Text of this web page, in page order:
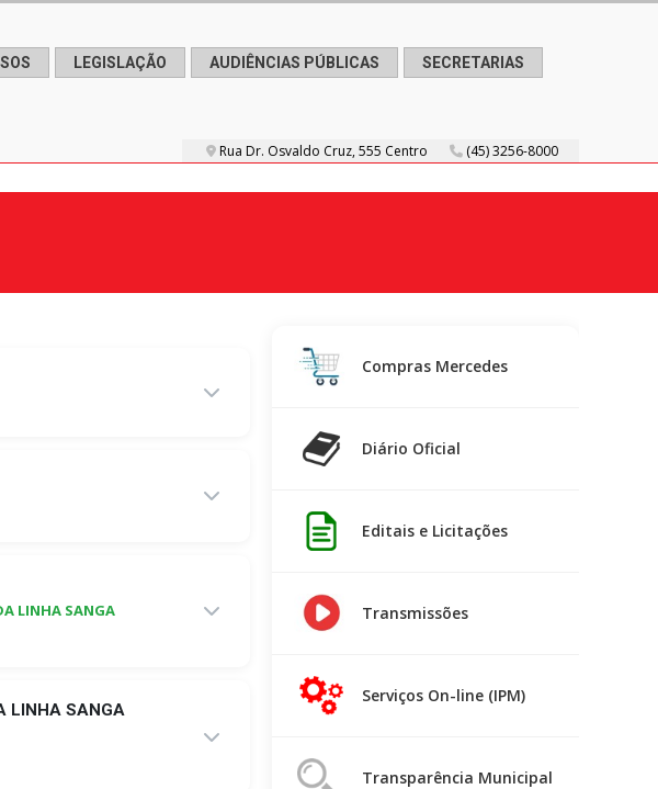
LEGISLAÇÃO AUDIÊNCIAS PÚBLICAS SECRETARIAS
Rua Dr. Osvaldo Cruz, 555 Centro
(45) 3256-8000
LINHA SANGA
LINHA SANGA
Compras Mercedes
Diário Oficial
Editais e Licitações
Transmissões
Serviços On-line (IPM)
Transparência Municipal